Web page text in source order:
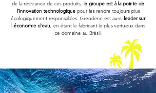
de la résistance de ces produits, le groupe est à la pointe de
l'innovation technologiquepour les rendre toujours plus
écologiquement responsables. Grendene est aussi leader sur
l'économie d'eau, en étant le fabricant le plus vertueux dans
ce domaine au Brésil.